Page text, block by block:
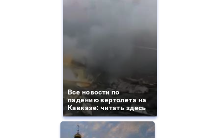
Все новости по
падению вертолета на
Кавказе: читать здесь